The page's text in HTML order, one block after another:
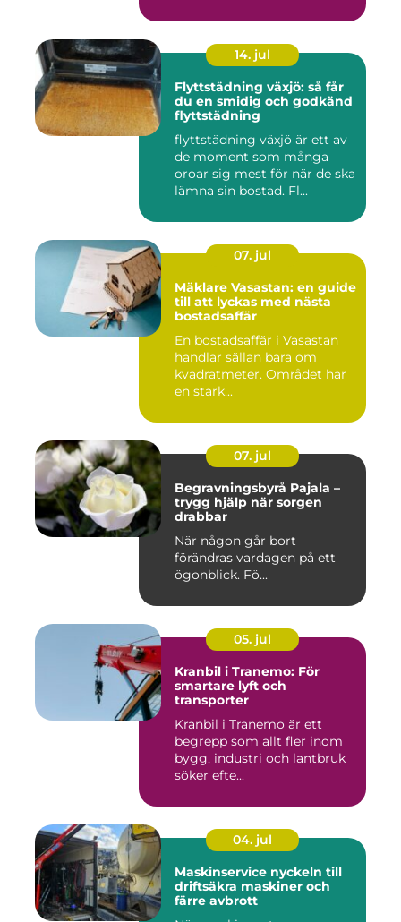
14. jul
Flyttstädning växjö: så får
du en smidig och godkänd
flyttstädning
flyttstädning växjö är ett av
de moment som många
oroar sig mest för när de ska
lämna sin bostad. Fl...
07. jul
Mäklare Vasastan: en guide
till att lyckas med nästa
bostadsaffär
En bostadsaffär i Vasastan
handlar sällan bara om
kvadratmeter. Området har
en stark...
07. jul
Begravningsbyrå Pajala –
trygg hjälp när sorgen
drabbar
När någon går bort
förändras vardagen på ett
ögonblick. Fö...
05. jul
Kranbil i Tranemo: För
smartare lyft och
transporter
Kranbil i Tranemo är ett
begrepp som allt fler inom
bygg, industri och lantbruk
söker efte...
04. jul
Maskinservice nyckeln till
driftsäkra maskiner och
färre avbrott